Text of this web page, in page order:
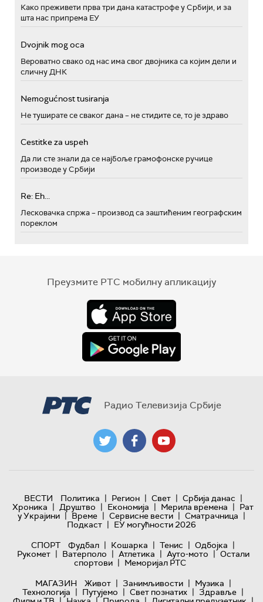
Како преживети прва три дана катастрофе у Србији, и за
шта нас припрема ЕУ
Dvojnik mog oca
Вероватно свако од нас има свог двојника са којим дели и
сличну ДНК
Nemogućnost tusiranja
Не туширате се сваког дана – не стидите се, то је здраво
Cestitke za uspeh
Да ли сте знали да се најбоље грамофонске ручице
производе у Србији
Re: Eh...
Лесковачка спржа – производ са заштићеним географским
пореклом
Преузмите РТС мобилну апликацију
Радио Телевизија Србије
ВЕСТИ Политика | Регион | Свет | Србија данас |
Хроника | Друштво | Економија | Мерила времена | Рат
у Украјини | Време | Сервисне вести | Сматрачница |
Подкаст | ЕУ могућности 2026
СПОРТ
Фудбал | Кошарка | Тенис | Одбојка |
Рукомет | Ватерполо | Атлетика | Ауто-мото | Остали
спортови | Меморијал РТС
МАГАЗИН
Живот | Занимљивости | Музика |
Технологијa | Путујемо | Свет познатих | Здравље |